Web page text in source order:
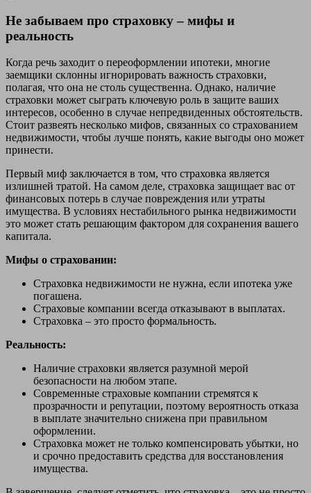
Не забываем про страховку – мифы и
реальность
Когда речь заходит о переоформлении ипотеки, многие
заемщики склонны игнорировать важность страховки,
полагая, что она не столь существенна. Однако, наличие
страховки может сыграть ключевую роль в защите ваших
интересов, особенно в случае непредвиденных обстоятельств.
Стоит развеять несколько мифов, связанных со страхованием
недвижимости, чтобы лучше понять, какие выгоды оно может
принести.
Первый миф заключается в том, что страховка является
излишней тратой. На самом деле, страховка защищает вас от
финансовых потерь в случае повреждения или утраты
имущества. В условиях нестабильного рынка недвижимости
это может стать решающим фактором для сохранения вашего
капитала.
Мифы о страховании:
Страховка недвижимости не нужна, если ипотека уже
погашена.
Страховые компании всегда отказывают в выплатах.
Страховка – это просто формальность.
Реальность:
Наличие страховки является разумной мерой
безопасности на любом этапе.
Современные страховые компании стремятся к
прозрачности и репутации, поэтому вероятность отказа
в выплате значительно снижена при правильном
оформлении.
Страховка может не только компенсировать убытки, но
и срочно предоставить средства для восстановления
имущества.